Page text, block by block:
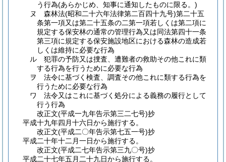
う行為(あらかじめ、知事に通知したものに限る。)
ヌ 森林法(昭和二十六年法律第二百四十九号)第二十五
条第一項又は第二十五条の二第一項若しくは第二項に
規定する保安林の通常の管理行為又は同法第四十一条
第三項に規定する保安施設地区における森林の造成若
しくは維持に必要な行為
ル 犯罪の予防又は捜査、遭難者の救助その他これに類
する行為を行うために必要な行為
ヲ 法令に基づく検査、調査その他これに類する行為を
行うために必要な行為
ワ 法令又はこれに基づく処分による義務の履行として
行う行為
改正文(平成一九年告示第三二七号)抄
平成十九年四月十六日から施行する。
改正文(平成二〇年告示第七五一号)抄
平成二十年十二月一日から施行する。
改正文(平成二七年告示第三九〇号)抄
平成二十七年五月二十九日から施行する。